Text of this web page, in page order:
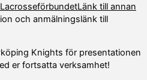
till annan
och anmälningslänk till
Knights för presentationen
er fortsatta verksamhet!